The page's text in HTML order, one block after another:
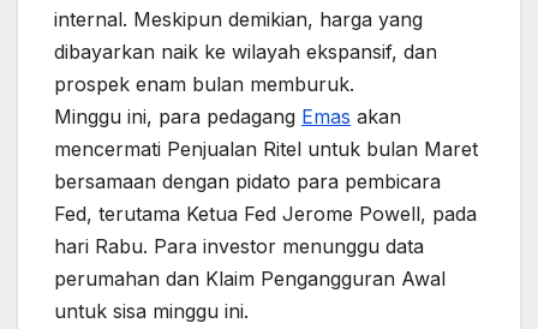
internal. Meskipun demikian, harga yang
dibayarkan naik ke wilayah ekspansif, dan
prospek enam bulan memburuk.
Minggu ini, para pedagang Emas akan
mencermati Penjualan Ritel untuk bulan Maret
bersamaan dengan pidato para pembicara
Fed, terutama Ketua Fed Jerome Powell, pada
hari Rabu. Para investor menunggu data
perumahan dan Klaim Pengangguran Awal
untuk sisa minggu ini.